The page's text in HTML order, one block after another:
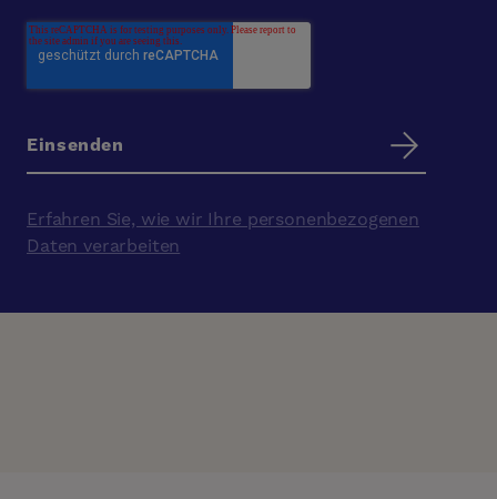
Erfahren Sie, wie wir Ihre personenbezogenen
Daten verarbeiten